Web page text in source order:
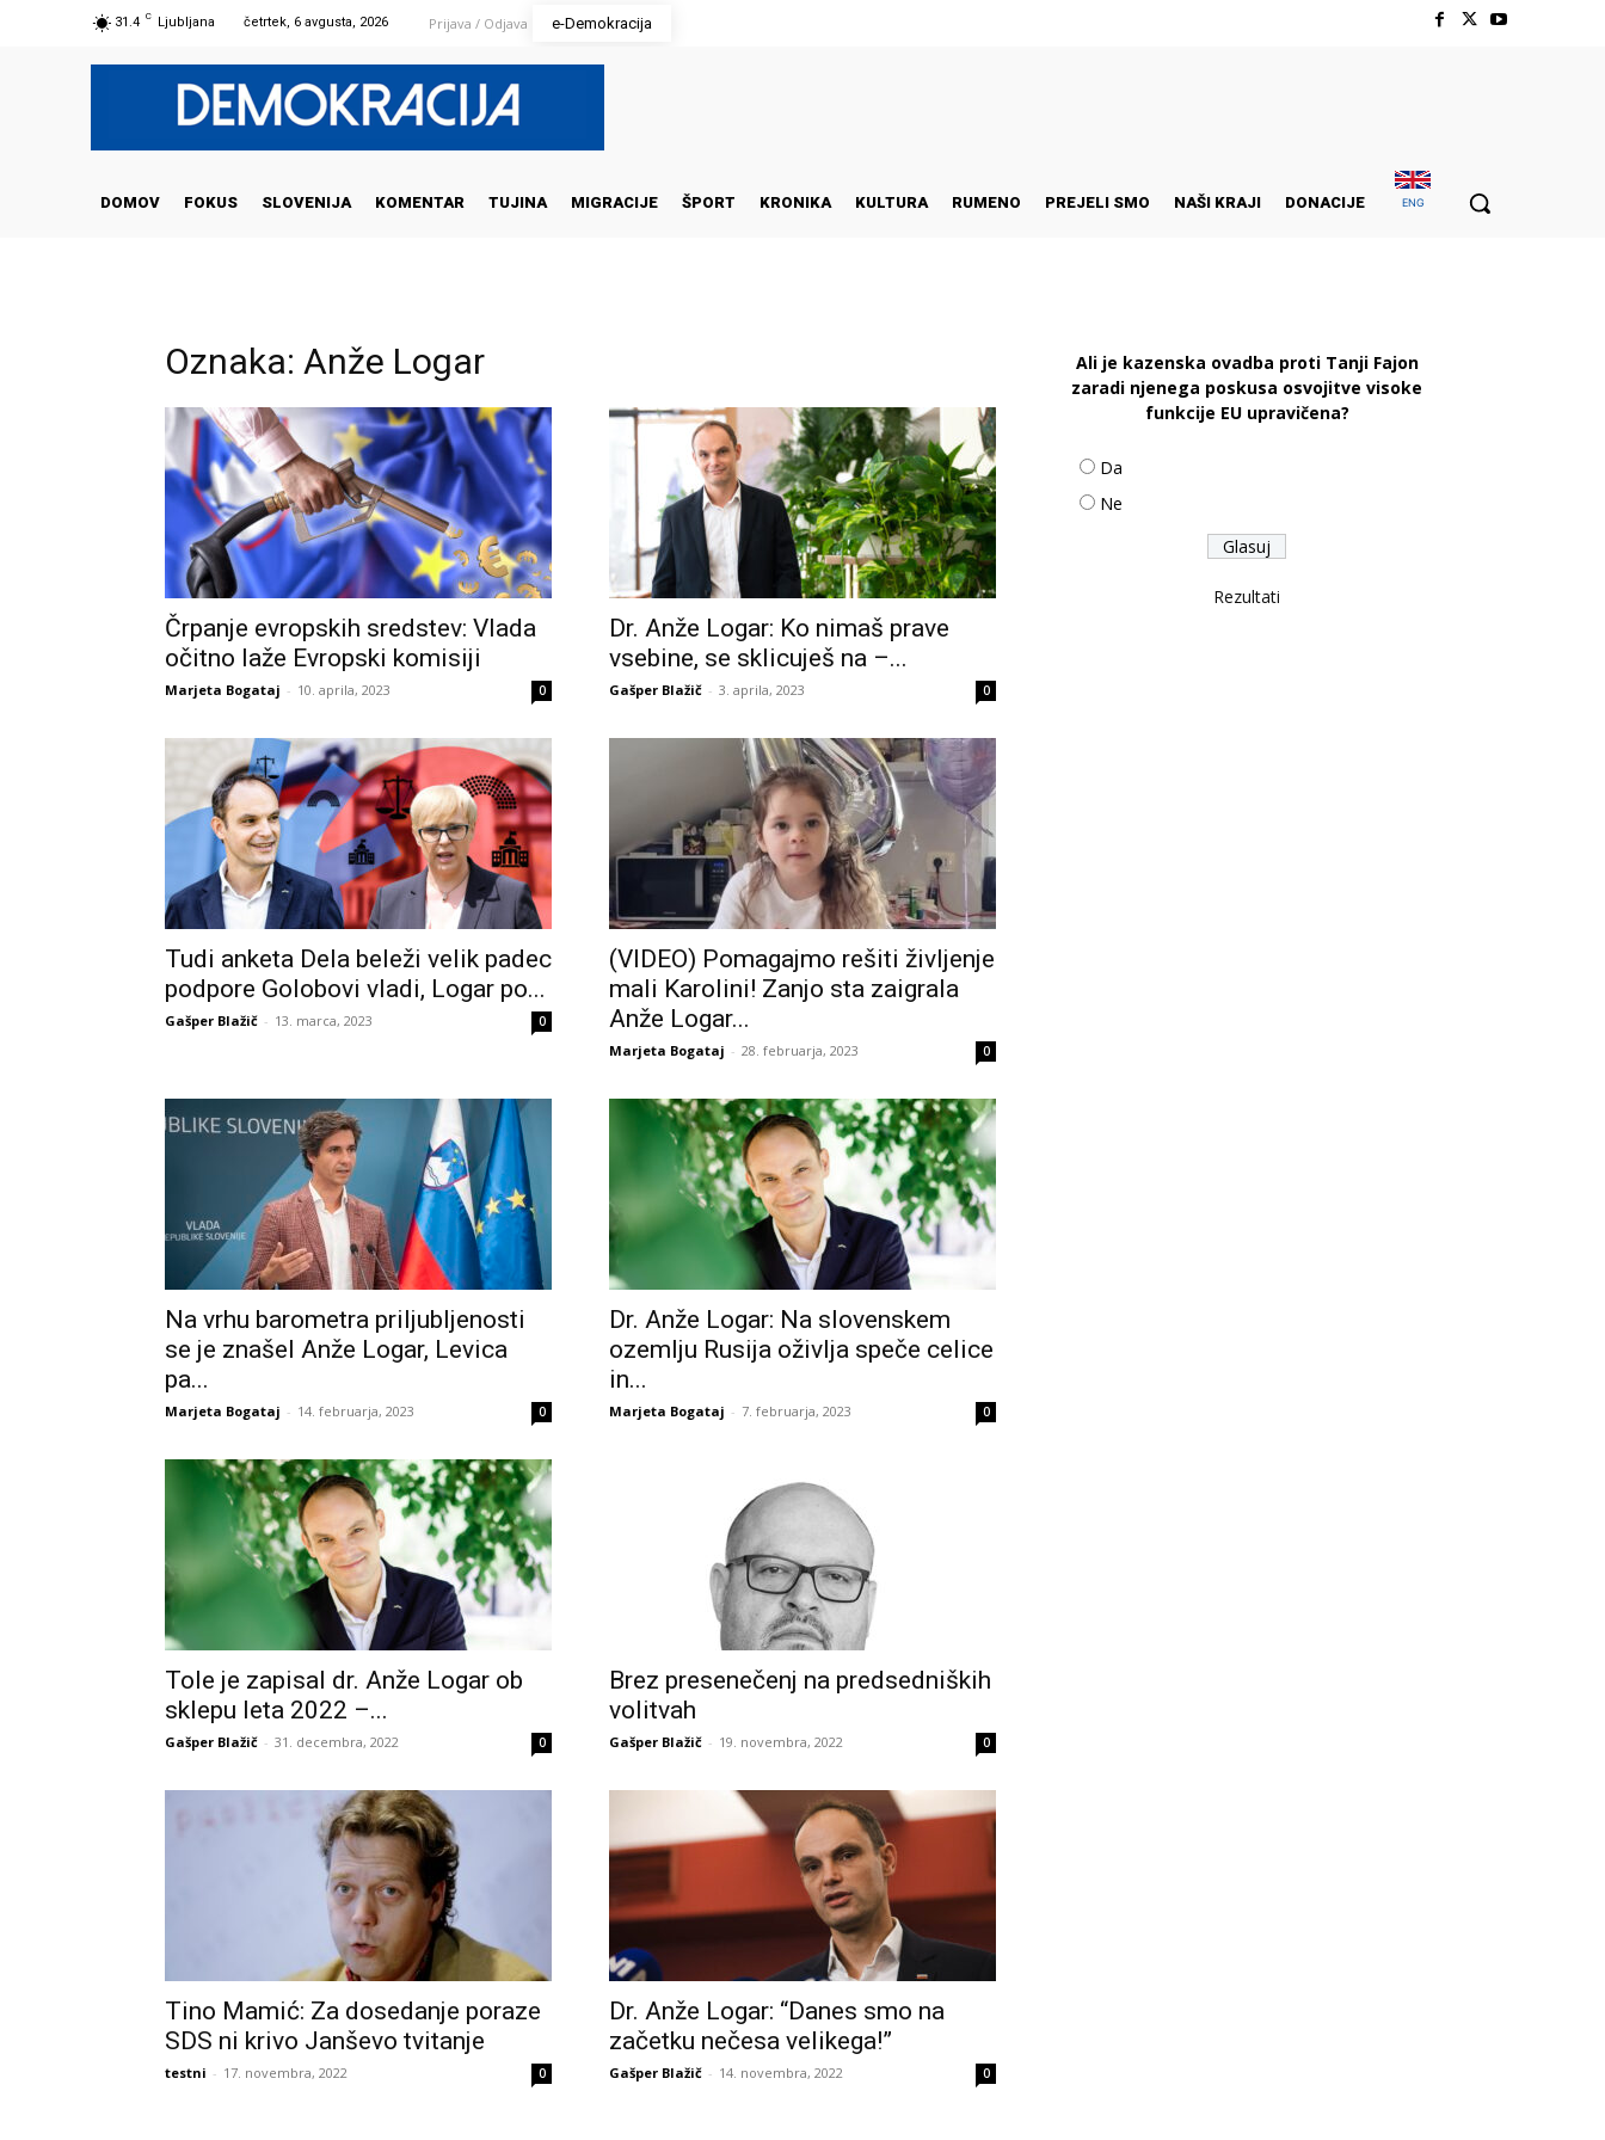
31.4 C Ljubljana četrtek, 6 avgusta, 2026 Prijava / Odjava e-Demokracija
DOMOV FOKUS SLOVENIJA KOMENTAR TUJINA MIGRACIJE ŠPORT KRONIKA KULTURA RUMENO PREJELI SMO NAŠI KRAJI DONACIJE ENG
Oznaka: Anže Logar
Črpanje evropskih sredstev: Vlada
očitno laže Evropski komisiji
Marjeta Bogataj - 10. aprila, 2023 0
Dr. Anže Logar: Ko nimaš prave
vsebine, se sklicuješ na –...
Gašper Blažič - 3. aprila, 2023 0
Tudi anketa Dela beleži velik padec
podpore Golobovi vladi, Logar po...
Gašper Blažič - 13. marca, 2023 0
(VIDEO) Pomagajmo rešiti življenje
mali Karolini! Zanjo sta zaigrala
Anže Logar...
Marjeta Bogataj - 28. februarja, 2023 0
Na vrhu barometra priljubljenosti
se je znašel Anže Logar, Levica
pa...
Marjeta Bogataj - 14. februarja, 2023 0
Dr. Anže Logar: Na slovenskem
ozemlju Rusija oživlja speče celice
in...
Marjeta Bogataj - 7. februarja, 2023 0
Tole je zapisal dr. Anže Logar ob
sklepu leta 2022 –...
Gašper Blažič - 31. decembra, 2022 0
Brez presenečenj na predsedniških
volitvah
Gašper Blažič - 19. novembra, 2022 0
Tino Mamić: Za dosedanje poraze
SDS ni krivo Janševo tvitanje
testni - 17. novembra, 2022 0
Dr. Anže Logar: “Danes smo na
začetku nečesa velikega!”
Gašper Blažič - 14. novembra, 2022 0
Ali je kazenska ovadba proti Tanji Fajon
zaradi njenega poskusa osvojitve visoke
funkcije EU upravičena?
Da
Ne
Rezultati